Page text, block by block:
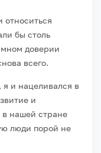
относиться
бы столь
доверии
всего.
я и нацеливался в
и
нашей стране
люди порой не